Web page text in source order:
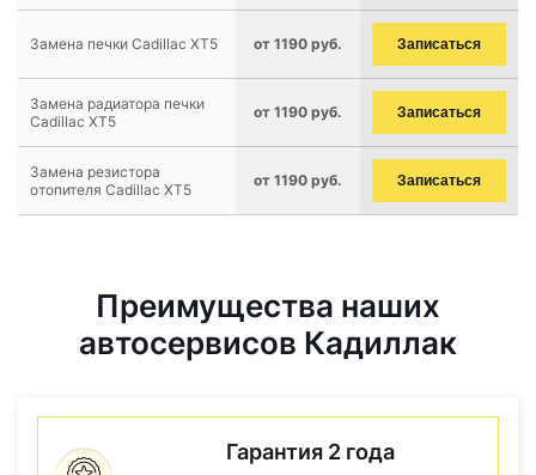
Замена печки Cadillac XT5 от 1190 руб. Записаться
Замена радиатора печки
Cadillac XT5
от 1190 руб. Записаться
Замена резистора
отопителя Cadillac XT5
от 1190 руб. Записаться
Преимущества наших
автосервисов Кадиллак
Гарантия 2 года